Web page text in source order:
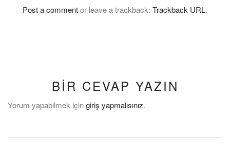
Post a commentor leave a trackback: Trackback URL.
BIR CEVAP YAZIN
Yorum yapabilmek içingiriş yapmalısınız.